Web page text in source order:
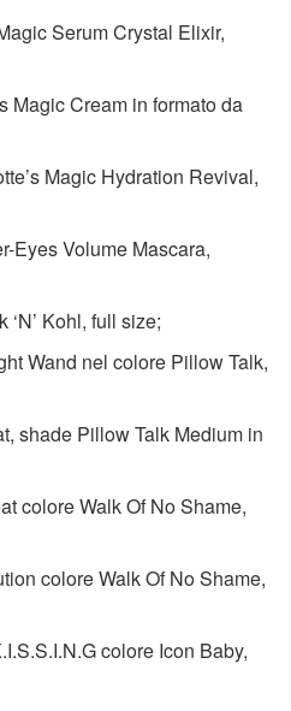
Serum Crystal Elixir,
Magic Cream in formato da
Magic Hydration Revival,
Eyes Volume Mascara,
‘N’ Kohl, full size;
Wand nel colore Pillow Talk,
shade Pillow Talk Medium in
colore Walk Of No Shame,
colore Walk Of No Shame,
colore Icon Baby,